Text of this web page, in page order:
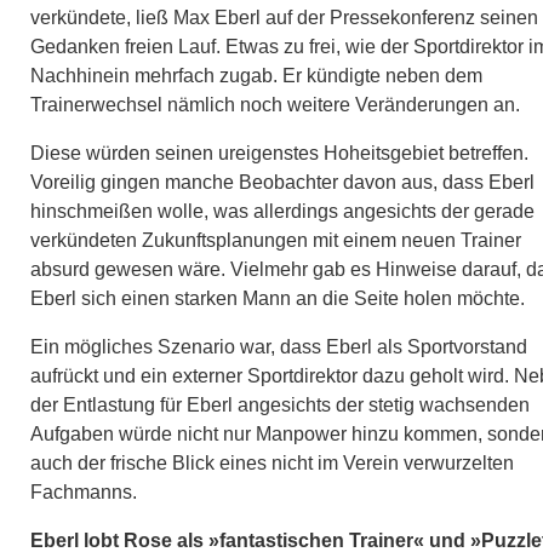
verkündete, ließ Max Eberl auf der Pressekonferenz seinen
Gedanken freien Lauf. Etwas zu frei, wie der Sportdirektor
Nachhinein mehrfach zugab. Er kündigte neben dem
Trainerwechsel nämlich noch weitere Veränderungen an.
Diese würden seinen ureigenstes Hoheitsgebiet betreffen.
Voreilig gingen manche Beobachter davon aus, dass Eberl
hinschmeißen wolle, was allerdings angesichts der gerade
verkündeten Zukunftsplanungen mit einem neuen Trainer
absurd gewesen wäre. Vielmehr gab es Hinweise darauf,
Eberl sich einen starken Mann an die Seite holen möchte.
Ein mögliches Szenario war, dass Eberl als Sportvorstand
aufrückt und ein externer Sportdirektor dazu geholt wird.
der Entlastung für Eberl angesichts der stetig wachsenden
Aufgaben würde nicht nur Manpower hinzu kommen,
auch der frische Blick eines nicht im Verein verwurzelten
Fachmanns.
Eberl lobt Rose als »fantastischen Trainer« und